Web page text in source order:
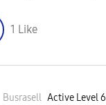
1 Like
Busrasell Active Level 6